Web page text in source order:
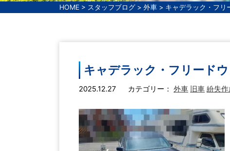
HOME > スタッフブログ > 外車 > キャデラック・フ
キャデラック・フリード
2025.12.27 カテゴリー： 外車 旧車 紛失